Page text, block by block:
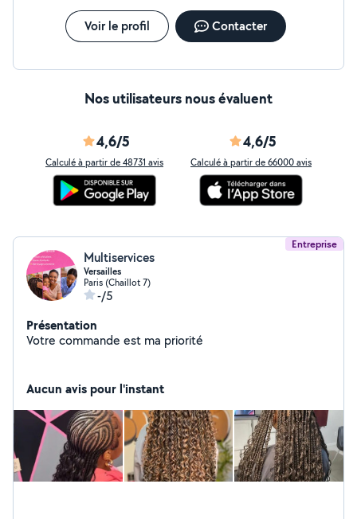
Voir le profil Contacter
Nos utilisateurs nous évaluent
4,6/5
Calculé à partir de 48731 avis
4,6/5
Calculé à partir de 66000 avis
Entreprise
Multiservices
Versailles
Paris (Chaillot 7)
-/5
Présentation
Votre commande est ma priorité
Aucun avis pour l'instant